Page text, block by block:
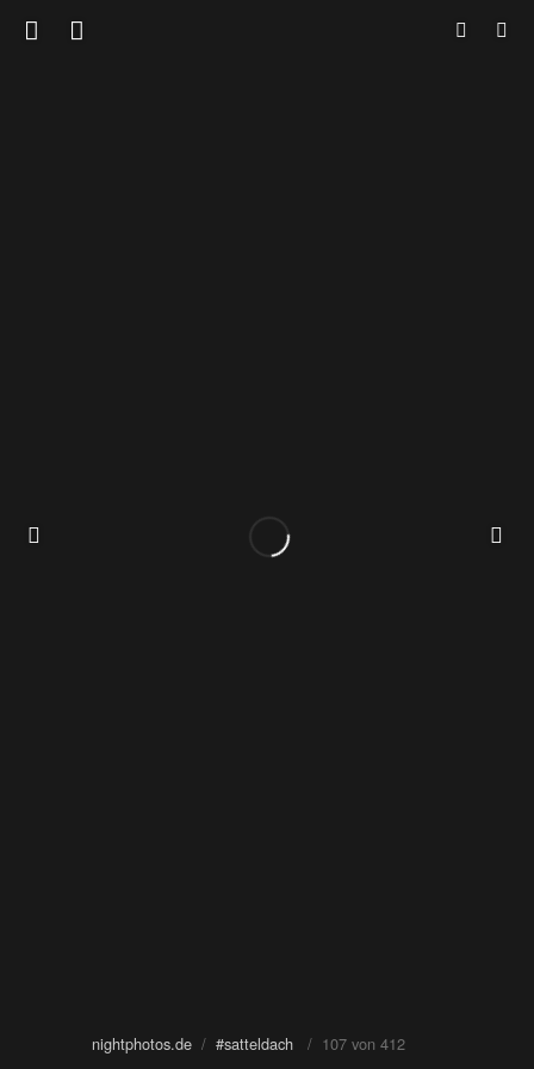
nightphotos.de/ #satteldach/ 107 von 412